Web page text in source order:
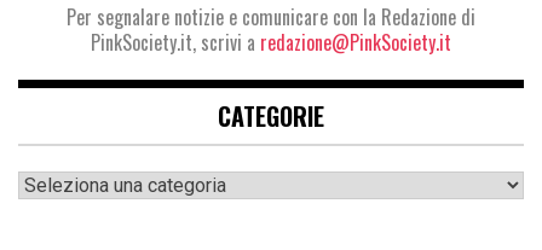
Per segnalare notizie e comunicare con la Redazione di
PinkSociety.it, scrivi a redazione@PinkSociety.it
CATEGORIE
Categorie